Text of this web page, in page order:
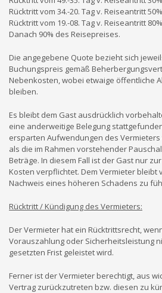
Rücktritt vom 34.-20. Tag v. Reiseantritt
Rücktritt vom 19.-08. Tag v. Reiseantritt
Danach 90% des Reisepreises.
Die angegebene Quote bezieht sich
Buchungspreis gemäß
Nebenkosten, wobei etwaige öffentliche
bleiben.
Es bleibt dem Gast ausdrücklich
eine anderweitige Belegung
ersparten Aufwendungen des
als die im Rahmen vorstehender
Beträge. In diesem Fall ist der Gast nur
Kosten verpflichtet. Dem Vermieter bleibt
Nachweis eines höheren Schadens zu
Rücktritt / Kündigung des Vermieters:
Der Vermieter hat ein Rücktrittsrecht,
Vorauszahlung oder Sicherheitsleistung
gesetzten Frist geleistet wird.
Ferner ist der Vermieter berechtigt, aus
Vertrag zurückzutreten bzw. diesen zu